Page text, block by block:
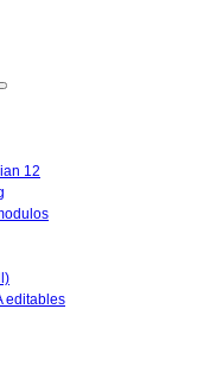
12
editables